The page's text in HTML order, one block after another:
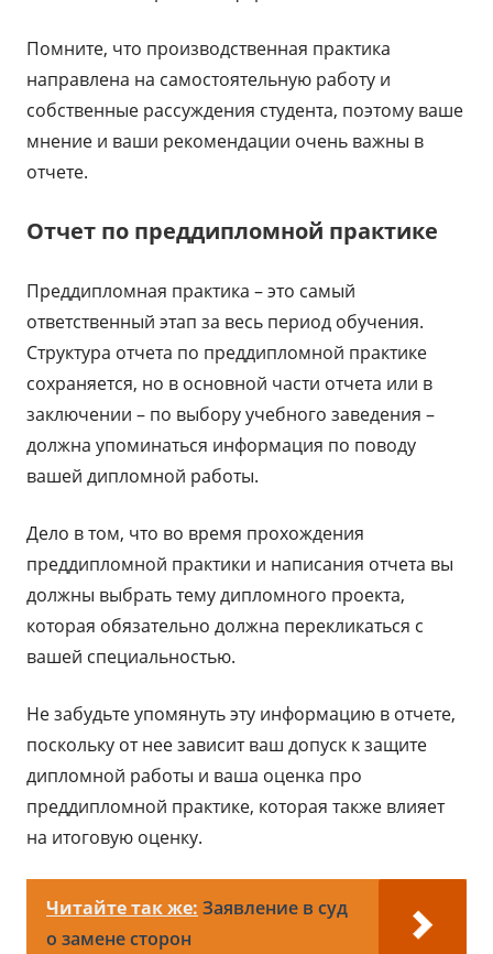
Помните, что производственная практика
направлена на самостоятельную работу и
собственные рассуждения студента, поэтому ваше
мнение и ваши рекомендации очень важны в
отчете.
Отчет по преддипломной практике
Преддипломная практика – это самый
ответственный этап за весь период обучения.
Структура отчета по преддипломной практике
сохраняется, но в основной части отчета или в
заключении – по выбору учебного заведения –
должна упоминаться информация по поводу
вашей дипломной работы.
Дело в том, что во время прохождения
преддипломной практики и написания отчета вы
должны выбрать тему дипломного проекта,
которая обязательно должна перекликаться с
вашей специальностью.
Не забудьте упомянуть эту информацию в отчете,
поскольку от нее зависит ваш допуск к защите
дипломной работы и ваша оценка про
преддипломной практике, которая также влияет
на итоговую оценку.
Читайте так же: Заявление в суд
о замене сторон